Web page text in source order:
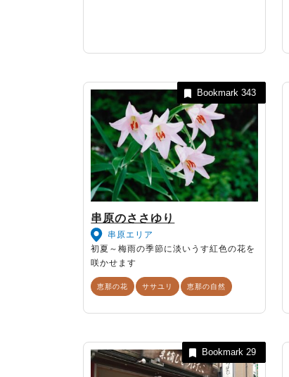
串原のささゆり
串原エリア
初夏～梅雨の季節に淡いうす紅色の花を
咲かせます
恵那の花 ササユリ 恵那の自然
Bookmark 343
Bookmark 29